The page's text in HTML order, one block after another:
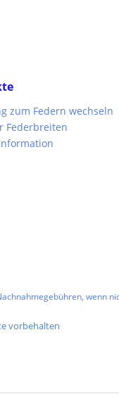
zum Federn wechseln
Federbreiten
wenn
vorbehalten